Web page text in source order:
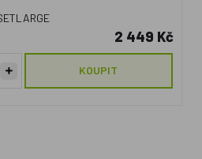
2 449 Kč
KOUPIT